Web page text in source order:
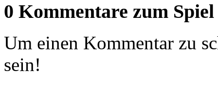
0 Kommentare zum Spiel
Um einen Kommentar zu
sein!